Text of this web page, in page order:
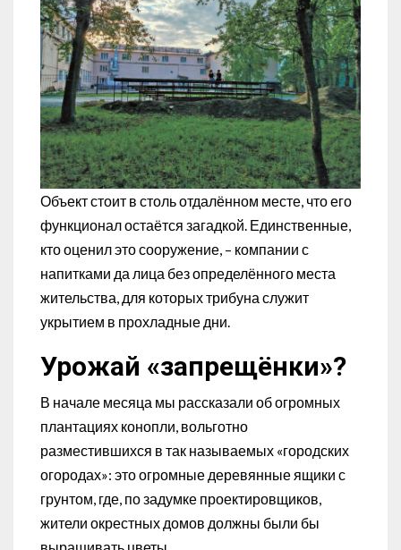
Объект стоит в столь отдалённом месте, что его
функционал остаётся загадкой. Единственные,
кто оценил это сооружение, – компании с
напитками да лица без определённого места
жительства, для которых трибуна служит
укрытием в прохладные дни.
Урожай «запрещёнки»?
В начале месяца мы рассказали об огромных
плантациях конопли, вольготно
разместившихся в так называемых «городских
огородах»: это огромные деревянные ящики с
грунтом, где, по задумке проектировщиков,
жители окрестных домов должны были бы